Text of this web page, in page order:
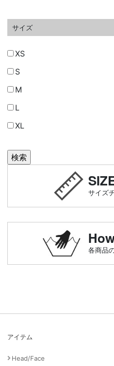
サイズ
XS
S
M
L
XL
サイズ
各商品
アイテム
Head/Face